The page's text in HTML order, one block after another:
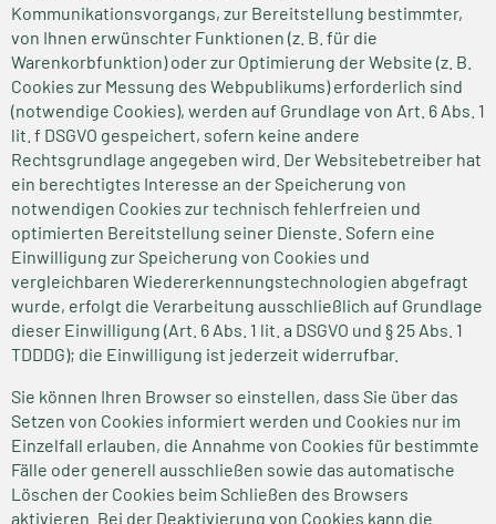
Kommunikationsvorgangs, zur Bereitstellung bestimmter,
von Ihnen erwünschter Funktionen (z. B. für die
Warenkorbfunktion) oder zur Optimierung der Website (z. B.
Cookies zur Messung des Webpublikums) erforderlich sind
(notwendige Cookies), werden auf Grundlage von Art. 6 Abs. 1
lit. f DSGVO gespeichert, sofern keine andere
Rechtsgrundlage angegeben wird. Der Websitebetreiber hat
ein berechtigtes Interesse an der Speicherung von
notwendigen Cookies zur technisch fehlerfreien und
optimierten Bereitstellung seiner Dienste. Sofern eine
Einwilligung zur Speicherung von Cookies und
vergleichbaren Wiedererkennungstechnologien abgefragt
wurde, erfolgt die Verarbeitung ausschließlich auf Grundlage
dieser Einwilligung (Art. 6 Abs. 1 lit. a DSGVO und § 25 Abs. 1
TDDDG); die Einwilligung ist jederzeit widerrufbar.
Sie können Ihren Browser so einstellen, dass Sie über das
Setzen von Cookies informiert werden und Cookies nur im
Einzelfall erlauben, die Annahme von Cookies für bestimmte
Fälle oder generell ausschließen sowie das automatische
Löschen der Cookies beim Schließen des Browsers
aktivieren. Bei der Deaktivierung von Cookies kann die